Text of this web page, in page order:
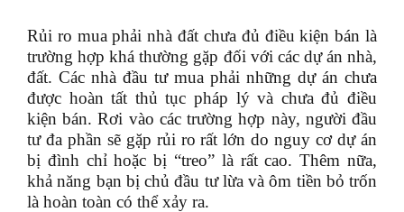
Rủi ro mua phải nhà đất chưa đủ điều kiện bán là
trường hợp khá thường gặp đối với các dự án nhà,
đất. Các nhà đầu tư mua phải những dự án chưa
được hoàn tất thủ tục pháp lý và chưa đủ điều
kiện bán. Rơi vào các trường hợp này, người đầu
tư đa phần sẽ gặp rủi ro rất lớn do nguy cơ dự án
bị đình chỉ hoặc bị “treo” là rất cao. Thêm nữa,
khả năng bạn bị chủ đầu tư lừa và ôm tiền bỏ trốn
là hoàn toàn có thể xảy ra.